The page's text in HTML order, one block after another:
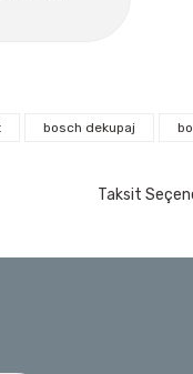
İzeltaş
bosch dekupaj
Taksit